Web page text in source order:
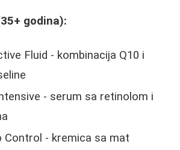
godina):
Fluid - kombinacija Q10 i
- serum sa retinolom i
- kremica sa mat